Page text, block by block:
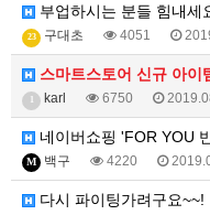
부업하시는 분들 힘내세
23 구대초 4051
스마트스토어 신규 아이
karl 6750
네이버쇼핑 'FOR YOU
M 백구 4220
다시 파이팅가려구요~~!